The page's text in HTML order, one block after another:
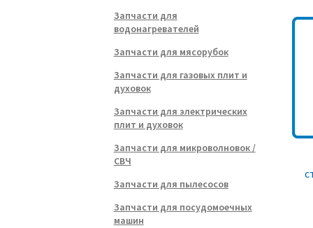
Запчасти для
водонагревателей
Запчасти для мясорубок
Запчасти для газовых плит и
духовок
Запчасти для электрических
плит и духовок
Запчасти для микроволновок /
СВЧ
Запчасти для пылесосов
Запчасти для посудомоечных
машин